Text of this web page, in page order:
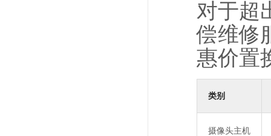
对于超
偿维修
惠价置
类别
摄像头主机